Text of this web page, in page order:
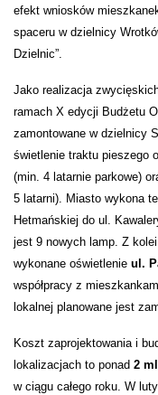
efekt wniosków
spaceru w dzielnicy
Dzielnic”.
Jako realizacja
ramach X edycji Budżetu
zamontowane w dzielnicy
świetlenie traktu pieszego
(min. 4 latarnie parkowe)
5 latarni). Miasto wykona
Hetmańskiej do ul.
jest 9 nowych lamp. Z
wykonane oświetlenie ul.
współpracy z
lokalnej planowane jest
Koszt zaprojektowania i
lokalizacjach to ponad 2
w ciągu całego roku. W